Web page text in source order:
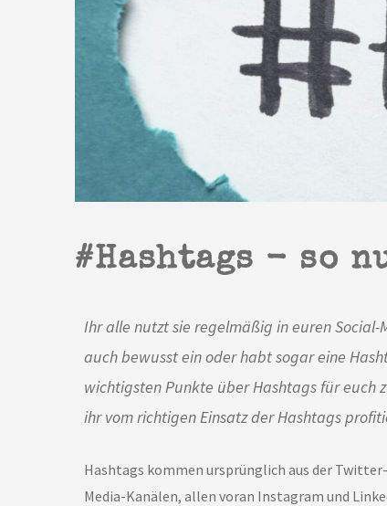
#Hashtags - so
Ihr alle nutzt sie regelmäßig in euren Social-
auch bewusst ein oder habt sogar eine
wichtigsten Punkte über Hashtags für euch
ihr vom richtigen Einsatz der Hashtags
Hashtags kommen ursprünglich aus der
Media-Kanälen, allen voran Instagram und